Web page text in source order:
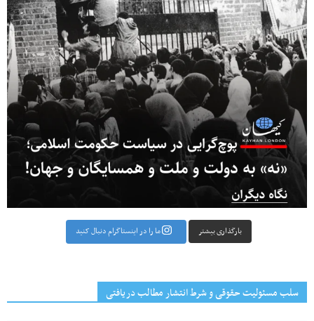
بارگذاری بیشتر ما را در اینستاگرام دنبال کنید
سلب مسئولیت حقوقی و شرط انتشار مطالب دریافتی